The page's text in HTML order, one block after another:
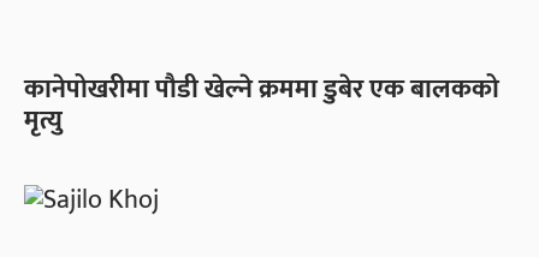
कानेपोखरीमा पौडी खेल्ने क्रममा डुबेर एक बालकको
मृत्यु